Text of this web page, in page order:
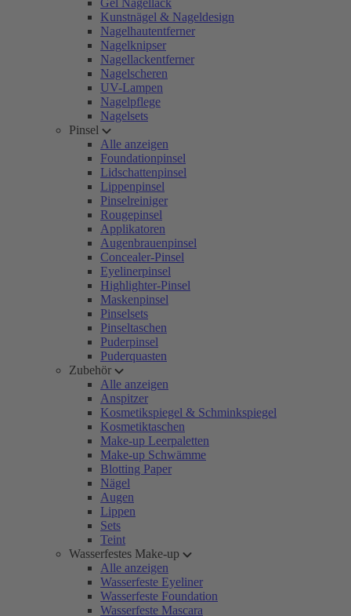
Gel Nagellack
Kunstnägel & Nageldesign
Nagelhautentferner
Nagelknipser
Nagellackentferner
Nagelscheren
UV-Lampen
Nagelpflege
Nagelsets
Pinsel
Alle anzeigen
Foundationpinsel
Lidschattenpinsel
Lippenpinsel
Pinselreiniger
Rougepinsel
Applikatoren
Augenbrauenpinsel
Concealer-Pinsel
Eyelinerpinsel
Highlighter-Pinsel
Maskenpinsel
Pinselsets
Pinseltaschen
Puderpinsel
Puderquasten
Zubehör
Alle anzeigen
Anspitzer
Kosmetikspiegel & Schminkspiegel
Kosmetiktaschen
Make-up Leerpaletten
Make-up Schwämme
Blotting Paper
Nägel
Augen
Lippen
Sets
Teint
Wasserfestes Make-up
Alle anzeigen
Wasserfeste Eyeliner
Wasserfeste Foundation
Wasserfeste Mascara